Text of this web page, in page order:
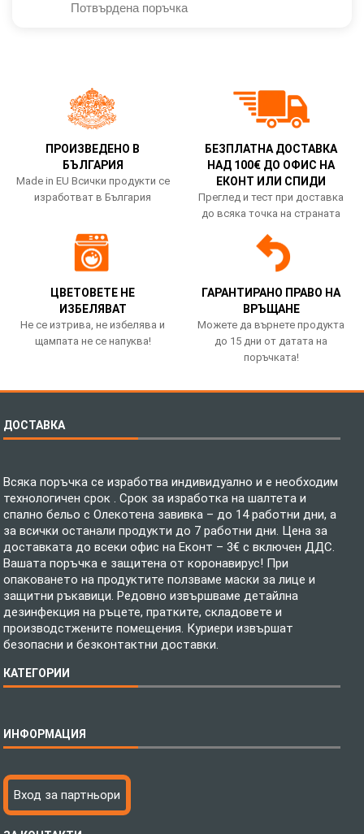
Потвърдена поръчка
ПРОИЗВЕДЕНО В
БЪЛГАРИЯ
Made in EU Всички продукти се
изработват в България
БЕЗПЛАТНА ДОСТАВКА
НАД 100€ ДО ОФИС НА
ЕКОНТ ИЛИ СПИДИ
Преглед и тест при доставка
до всяка точка на страната
ЦВЕТОВЕТЕ НЕ
ИЗБЕЛЯВАТ
Не се изтрива, не избелява и
щампата не се напуква!
ГАРАНТИРАНО ПРАВО НА
ВРЪЩАНЕ
Можете да върнете продукта
до 15 дни от датата на
поръчката!
ДОСТАВКА
Всяка поръчка се изработва индивидуално и е необходим
технологичен срок . Срок за изработка на шалтета и
спално бельо с Олекотена завивка – до 14 работни дни, а
за всички останали продукти до 7 работни дни. Цена за
доставката до всеки офис на Еконт – 3€ с включен ДДС.
Вашата поръчка е защитена от коронавирус! При
опаковането на продуктите ползваме маски за лице и
защитни ръкавици. Редовно извършваме детайлна
дезинфекция на ръцете, пратките, складовете и
производстжените помещения. Куриери извършат
безопасни и безконтактни доставки.
КАТЕГОРИИ
Бебешки спални комплекти
Тениски с пълноцветен печат
Хавлиени кърпи
ИНФОРМАЦИЯ
Технология на печатане
Файлове за печат
Вход за партньори